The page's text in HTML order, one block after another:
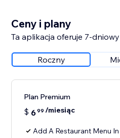
Ceny i plany
Ta aplikacja oferuje 7-
Roczny
Plan Premium
$ 699 /miesiąc
Add A Restaurant Menu